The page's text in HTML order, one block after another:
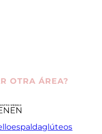
OTRA ÁREA?
espaldaglúteos